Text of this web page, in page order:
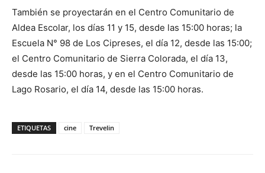
También se proyectarán en el Centro Comunitario de
Aldea Escolar, los días 11 y 15, desde las 15:00 horas; la
Escuela N° 98 de Los Cipreses, el día 12, desde las 15:00;
el Centro Comunitario de Sierra Colorada, el día 13,
desde las 15:00 horas, y en el Centro Comunitario de
Lago Rosario, el día 14, desde las 15:00 horas.
ETIQUETAS cine Trevelin